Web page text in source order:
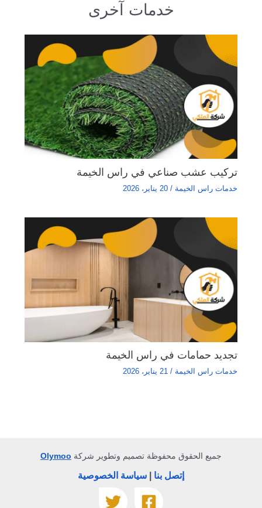
خدمات آخرى
تركيب عشب صناعي في راس الخيمة
خدمات راس الخيمة / 20 يناير، 2026
تجديد حمامات في راس الخيمة
خدمات راس الخيمة / 21 يناير، 2026
جميع الحقوق محفوظة تصميم وتطوير شركة Olymoo
إتصل بنا | سياسة الخصوصية